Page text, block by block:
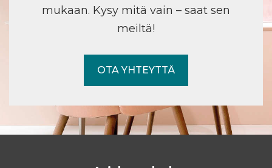
mukaan. Kysy mitä vain – saat sen
meiltä!
OTA YHTEYTTÄ